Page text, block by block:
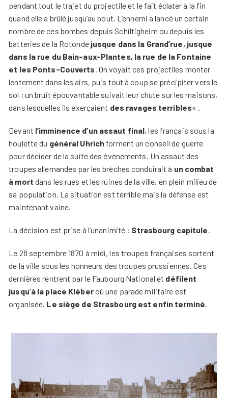
pendant tout le trajet du projectile et le fait éclater à la fin
quand elle a brûlé jusqu’au bout. L’ennemi a lancé un certain
nombre de ces bombes depuis Schiltigheim ou depuis les
batteries de la Rotonde jusque dans la Grand’rue, jusque
dans la rue du Bain-aux-Plantes, la rue de la Fontaine
et les Ponts-Couverts. On voyait ces projectiles monter
lentement dans les airs, puis tout à coup se précipiter vers le
sol ; un bruit épouvantable suivait leur chute sur les maisons,
dans lesquelles ils exerçaient des ravages terribles« .
Devant l’imminence d’un assaut final, les français sous la
houlette du général Uhrich forment un conseil de guerre
pour décider de la suite des évènements. Un assaut des
troupes allemandes par les brèches conduirait à un combat
à mort dans les rues et les ruines de la ville, en plein milieu de
sa population. La situation est terrible mais la défense est
maintenant vaine.
La décision est prise à l’unanimité : Strasbourg capitule.
Le 28 septembre 1870 à midi, les troupes françaises sortent
de la ville sous les honneurs des troupes prussiennes. Ces
dernières rentrent par le Faubourg National et défilent
jusqu’à la place Kléberoù une parade militaire est
organisée. Le siège de Strasbourg est enfin terminé.